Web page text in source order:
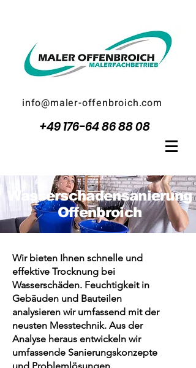
info@maler-offenbroich.com
+49 176-64 86 88 08
Wasserschadensanierung
Offenbroich
Wir bieten Ihnen schnelle und
effektive Trocknung bei
Wasserschäden. Feuchtigkeit in
Gebäuden und Bauteilen
analysieren wir umfassend mit der
neusten Messtechnik. Aus der
Analyse heraus entwickeln wir
umfassende Sanierungskonzepte